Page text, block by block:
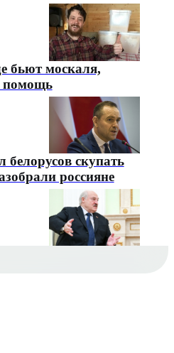
бьют москаля,
помощь
скупать
россияне